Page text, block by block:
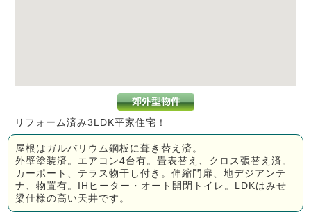
リフォーム済み3LDK平家住宅！
屋根はガルバリウム鋼板に葺き替え済。
外壁塗装済。エアコン4台有。畳表替え、クロス張替え済。
カーポート、テラス物干し付き。伸縮門扉、地デジアンテ
ナ、物置有。IHヒーター・オート開閉トイレ。LDKはみせ
梁仕様の高い天井です。